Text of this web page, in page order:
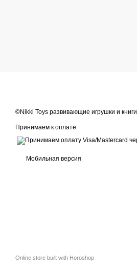
©Nikki Toys развивающие игрушки и книги
Принимаем к оплате
Мобильная версия
Online store built with Horoshop